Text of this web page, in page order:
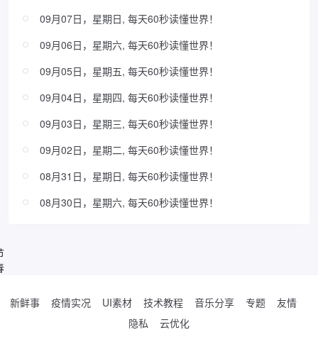
09月07日，星期日, 每天60秒读懂世界！
09月06日，星期六, 每天60秒读懂世界！
09月05日，星期五, 每天60秒读懂世界！
09月04日，星期四, 每天60秒读懂世界！
09月03日，星期三, 每天60秒读懂世界！
09月02日，星期二, 每天60秒读懂世界！
08月31日，星期日, 每天60秒读懂世界！
08月30日，星期六, 每天60秒读懂世界！
新鲜事 疫情实况 UI素材 技术教程 音乐分享 专题
友情
隐私
云优化